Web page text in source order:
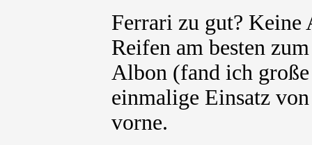
Ferrari zu gut? Keine
Reifen am besten
Albon (fand ich
einmalige Einsatz
vorne.